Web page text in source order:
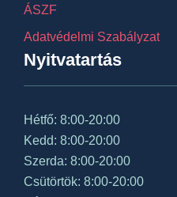
ÁSZF
Adatvédelmi Szabályzat
Nyitvatartás
Hétfő: 8:00-20:00
Kedd: 8:00-20:00
Szerda: 8:00-20:00
Csütörtök: 8:00-20:00